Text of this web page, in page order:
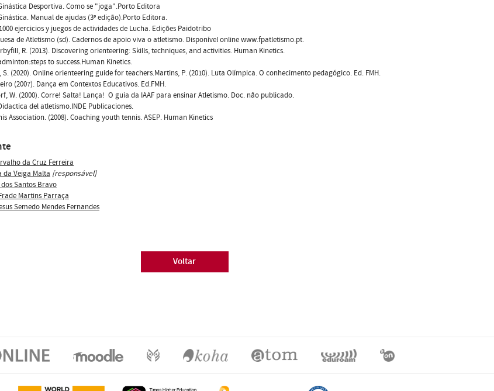
Desportiva. Como se "joga".Porto Editora
Manual de ajudas (3ª edição).Porto Editora.
ejercicios y juegos de actividades de Lucha. Edições Paidotribo
de Atletismo (sd). Cadernos de apoio viva o atletismo. Disponível online www.fpatletismo.pt.
R. (2013). Discovering orienteering: Skills, techniques, and activities. Human Kinetics.
to success.Human Kinetics.
S. (2020). Online orienteering guide for teachers.Martins, P. (2010). Luta Olímpica. O conhecimento pedagógico. Ed. FMH.
(2007). Dança em Contextos Educativos. Ed.FMH.
W. (2000). Corre! Salta! Lança!  O guia da IAAF para ensinar Atletismo. Doc. não publicado.
del atletismo.INDE Publicaciones.
Association. (2008). Coaching youth tennis. ASEP. Human Kinetics
da Cruz Ferreira
Veiga Malta [responsável]
Santos Bravo
Martins Parraça
Semedo Mendes Fernandes
Voltar